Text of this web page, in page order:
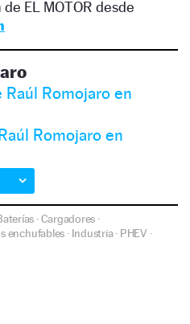
EL MOTOR desde
Raúl Romojaro en
Romojaro en
·Cargadores ·
enchufables · Industria· PHEV ·